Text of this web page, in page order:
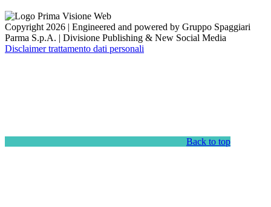
Copyright 2026 | Engineered and powered by Gruppo Spaggiari
Parma S.p.A. | Divisione Publishing & New Social Media
Disclaimer trattamento dati personali
Back to top